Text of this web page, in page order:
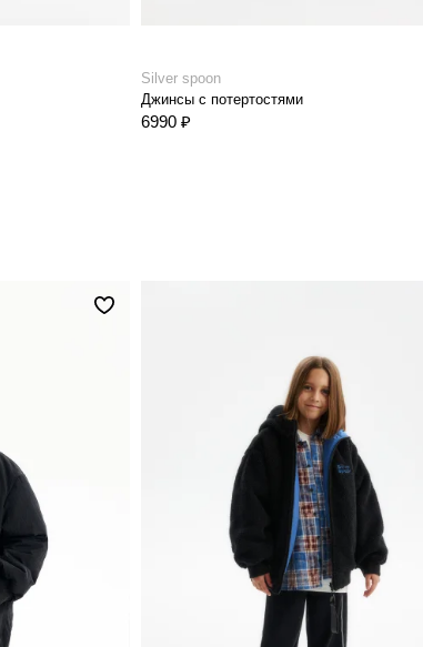
Silver spoon
Джинсы с потертостями
6990 ₽